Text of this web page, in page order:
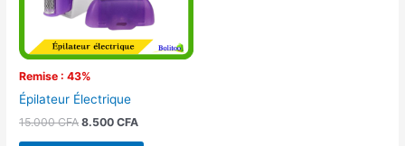
Remise : 43%
Épilateur Électrique
15.000CFA 8.500CFA